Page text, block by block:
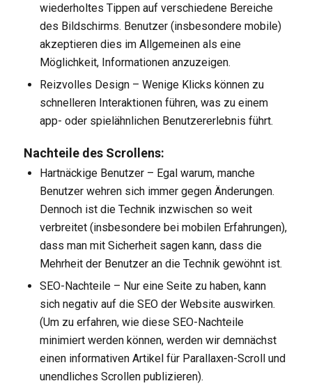
wiederholtes Tippen auf verschiedene Bereiche
des Bildschirms. Benutzer (insbesondere mobile)
akzeptieren dies im Allgemeinen als eine
Möglichkeit, Informationen anzuzeigen.
Reizvolles Design – Wenige Klicks können zu
schnelleren Interaktionen führen, was zu einem
app- oder spielähnlichen Benutzererlebnis führt.
Nachteile des Scrollens:
Hartnäckige Benutzer – Egal warum, manche
Benutzer wehren sich immer gegen Änderungen.
Dennoch ist die Technik inzwischen so weit
verbreitet (insbesondere bei mobilen Erfahrungen),
dass man mit Sicherheit sagen kann, dass die
Mehrheit der Benutzer an die Technik gewöhnt ist.
SEO-Nachteile – Nur eine Seite zu haben, kann
sich negativ auf die SEO der Website auswirken.
(Um zu erfahren, wie diese SEO-Nachteile
minimiert werden können, werden wir demnächst
einen informativen Artikel für Parallaxen-Scroll und
unendliches Scrollen publizieren).